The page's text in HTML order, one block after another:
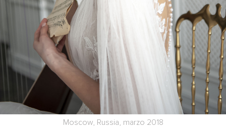
Moscow, Russia, marzo 2018